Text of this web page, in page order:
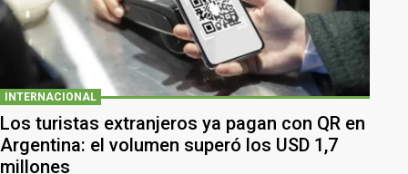
INTERNACIONAL
Los turistas extranjeros ya pagan con QR en
Argentina: el volumen superó los USD 1,7
millones